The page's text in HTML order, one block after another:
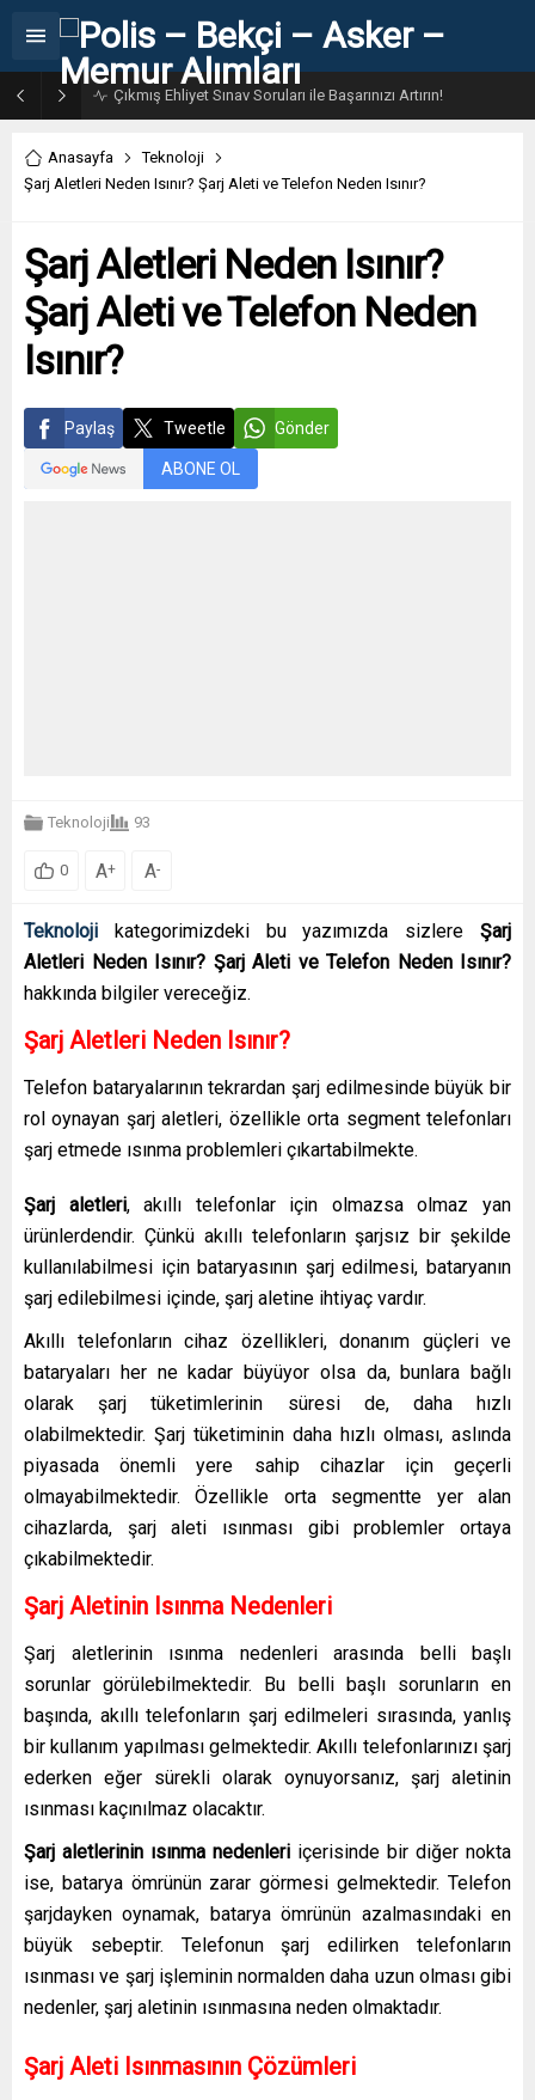
Anasayfa
Teknoloji
Şarj Aletleri Neden Isınır? Şarj Aleti ve Telefon Neden Isınır?
Şarj Aletleri Neden Isınır?
Şarj Aleti ve Telefon Neden
Isınır?
Paylaş Tweetle Gönder
ABONE OL
Teknoloji 93
0 A+ A-
Teknoloji kategorimizdeki bu yazımızda sizlere Şarj
Aletleri Neden Isınır? Şarj Aleti ve Telefon Neden Isınır?
hakkında bilgiler vereceğiz.
Şarj Aletleri Neden Isınır?
Telefon bataryalarının tekrardan şarj edilmesinde büyük bir
rol oynayan şarj aletleri, özellikle orta segment telefonları
şarj etmede ısınma problemleri çıkartabilmekte.
Şarj aletleri, akıllı telefonlar için olmazsa olmaz yan
ürünlerdendir. Çünkü akıllı telefonların şarjsız bir şekilde
kullanılabilmesi için bataryasının şarj edilmesi, bataryanın
şarj edilebilmesi içinde, şarj aletine ihtiyaç vardır.
Akıllı telefonların cihaz özellikleri, donanım güçleri ve
bataryaları her ne kadar büyüyor olsa da, bunlara bağlı
olarak şarj tüketimlerinin süresi de, daha hızlı
olabilmektedir. Şarj tüketiminin daha hızlı olması, aslında
piyasada önemli yere sahip cihazlar için geçerli
olmayabilmektedir. Özellikle orta segmentte yer alan
cihazlarda, şarj aleti ısınması gibi problemler ortaya
çıkabilmektedir.
Şarj Aletinin Isınma Nedenleri
Şarj aletlerinin ısınma nedenleri arasında belli başlı
sorunlar görülebilmektedir. Bu belli başlı sorunların en
başında, akıllı telefonların şarj edilmeleri sırasında, yanlış
bir kullanım yapılması gelmektedir. Akıllı telefonlarınızı şarj
ederken eğer sürekli olarak oynuyorsanız, şarj aletinin
ısınması kaçınılmaz olacaktır.
Şarj aletlerinin ısınma nedenleri içerisinde bir diğer nokta
ise, batarya ömrünün zarar görmesi gelmektedir. Telefon
şarjdayken oynamak, batarya ömrünün azalmasındaki en
büyük sebeptir. Telefonun şarj edilirken telefonların
ısınması ve şarj işleminin normalden daha uzun olması gibi
nedenler, şarj aletinin ısınmasına neden olmaktadır.
Şarj Aleti Isınmasının Çözümleri